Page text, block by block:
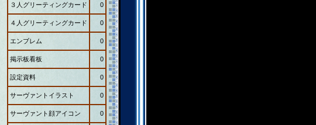
３人グリーティングカード 0
４人グリーティングカード 0
エンブレム 0
掲示板看板 0
設定資料 0
サーヴァントイラスト 0
サーヴァント顔アイコン 0